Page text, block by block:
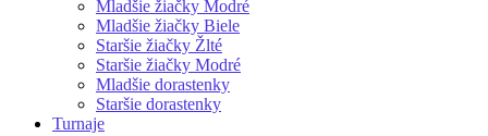
Mladšie žiačky Modré
Mladšie žiačky Biele
Staršie žiačky Žlté
Staršie žiačky Modré
Mladšie dorastenky
Staršie dorastenky
Turnaje